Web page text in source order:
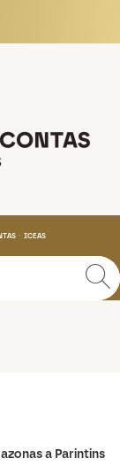
ICEAS
a Parintins